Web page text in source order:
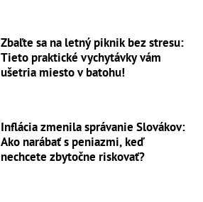
Zbaľte sa na letný piknik bez stresu:
Tieto praktické vychytávky vám
ušetria miesto v batohu!
Inflácia zmenila správanie Slovákov:
Ako narábať s peniazmi, keď
nechcete zbytočne riskovať?